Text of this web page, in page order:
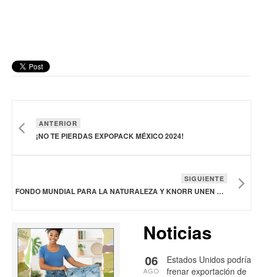
ANTERIOR
¡NO TE PIERDAS EXPOPACK MÉXICO 2024!
SIGUIENTE
FONDO MUNDIAL PARA LA NATURALEZA Y KNORR UNEN ESFUERZOS PARA PROMOVER INGREDIENTES ENDÉMICOS Y NUTRITIVOS
Noticias
Estados Unidos podría
frenar exportación de
06
AGO